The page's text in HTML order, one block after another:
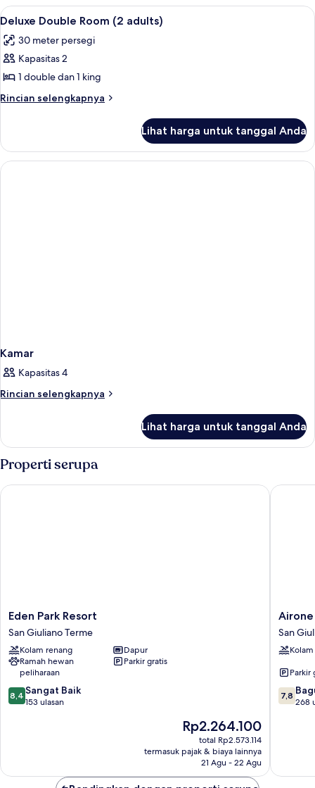
Lihat
semua
foto
untuk
Deluxe
Double
adults)
Seprai antialergi, minibar, brankas,
1
Deluxe Double Room (2 adults)
30 meter persegi
Kapasitas 2
1 double dan 1 king
Rincian selengkapnya
Rincian
Deluxe
Double
Room
Lihat harga untuk tanggal Anda
Kamar
Kapasitas 4
Rincian selengkapnya
Rincian
Kamar
Lihat harga untuk tanggal Anda
Properti serupa
Eden
Park
Resort
San
Giuliano
Terme
Eden Park Resort
San Giuliano Terme
Kolam renang
Dapur
Ramah hewan
peliharaan
Parkir gratis
8.4
dari
8,4 Sangat Baik
153 ulasan
Harga
sekarang
Rp2.264.100
Rp2.264.100
total Rp2.573.114
termasuk pajak & biaya lainnya
21 Agu - 22 Agu
Eden Park Resort
Airone
Pisa
Park
Hotel
Giuliano
Terme
Airone
San
Parkir
7.8
dari
7,8
268
Airone